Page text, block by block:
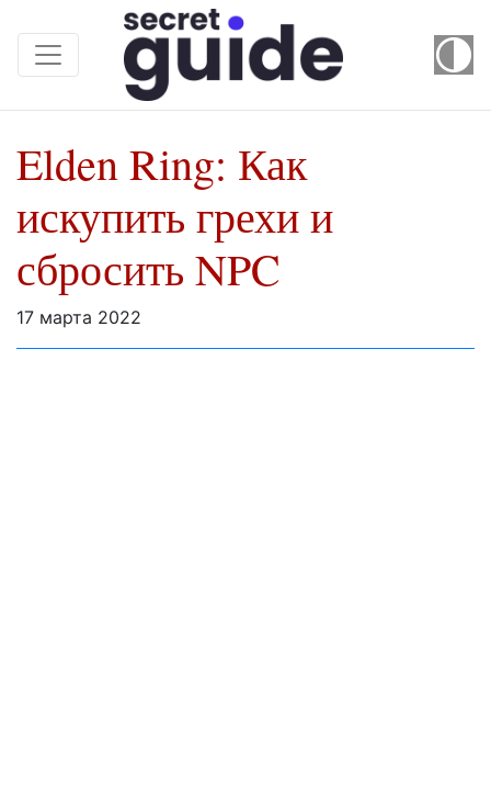
Elden Ring: Как
искупить грехи и
сбросить NPC
17 марта 2022